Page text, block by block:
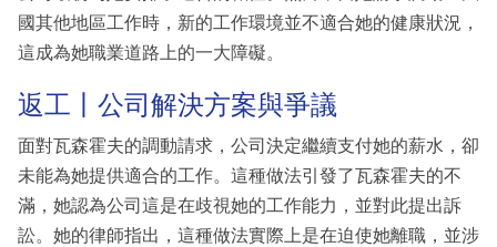
國其他地區工作時，新的工作環境並不適合她的健康狀況，
這成為她職業道路上的一大障礙。
返工丨公司解決方案與爭議
面對瓦森霍夫的調動請求，公司決定繼續支付她的薪水，卻
未能為她提供適合的工作。這種做法引發了瓦森霍夫的不
滿，她認為公司這是在歧視她的工作能力，並對此提出訴
訟。她的律師指出，這種做法實際上是在迫使她離職，並涉